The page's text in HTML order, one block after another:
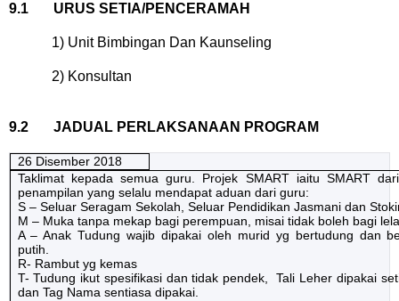
9.1 URUS SETIA/PENCERAMAH
1) Unit Bimbingan Dan Kaunseling
2) Konsultan
9.2 JADUAL PERLAKSANAAN PROGRAM
26 Disember 2018
Taklimat kepada semua guru. Projek SMART iaitu SMART
penampilan yang selalu mendapat aduan dari guru:
S – Seluar Seragam Sekolah, Seluar Pendidikan Jasmani dan
M – Muka tanpa mekap bagi perempuan, misai tidak boleh bagi
A – Anak Tudung wajib dipakai oleh murid yg bertudung dan
putih.
R- Rambut yg kemas
T- Tudung ikut spesifikasi dan tidak pendek, Tali Leher dipakai
dan Tag Nama sentiasa dipakai.